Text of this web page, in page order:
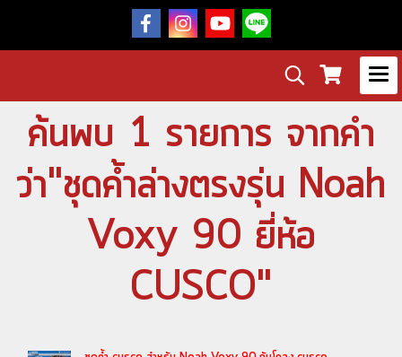
ค้นพบ 1 รายการ จากคำ
ว่า"ชุดค้ำล่างตรงรุ่น Noah
Voxy 90 ยี่ห้อ
CUSCO"